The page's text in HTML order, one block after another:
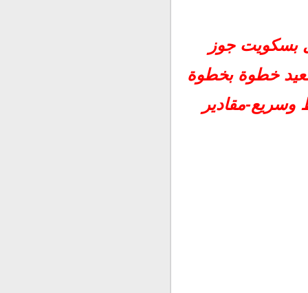
بسكويت جوز
خطوة بخطوة
مقادير